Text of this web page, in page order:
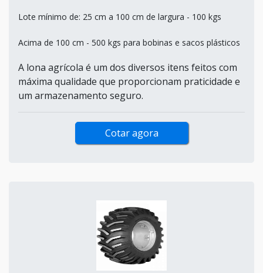
Lote mínimo de: 25 cm a 100 cm de largura - 100 kgs
Acima de 100 cm - 500 kgs para bobinas e sacos plásticos
A lona agrícola é um dos diversos itens feitos com
máxima qualidade que proporcionam praticidade e
um armazenamento seguro.
Cotar agora